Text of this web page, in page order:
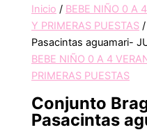
Inicio / BEBE NIÑO 0 A
Y PRIMERAS PUESTAS /
Pasacintas aguamari-
BEBE NIÑO 0 A 4
PRIMERAS PUESTAS
Conjunto
Pasacintas